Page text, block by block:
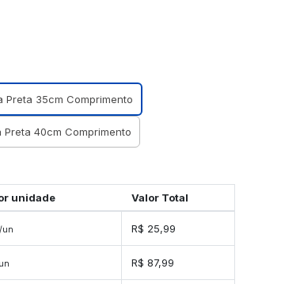
Preta 35cm Comprimento
Preta 40cm Comprimento
unidade Valor Total
un R$ 25,99
R$ 87,99